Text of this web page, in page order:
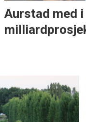
Aurstad med i